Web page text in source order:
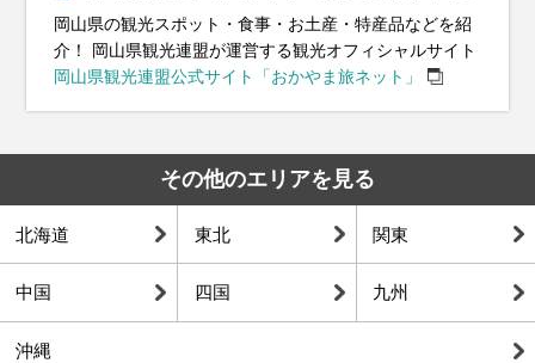
岡山県の観光スポット・食事・お土産・特産品などを紹
介！ 岡山県観光連盟が運営する観光オフィシャルサイト
岡山県観光連盟公式サイト「おかやま旅ネット」
その他のエリアを見る
北海道 東北 関東
中国 四国 九州
沖縄